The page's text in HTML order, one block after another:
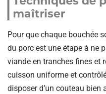
maîtriser
Pour que chaque bouchée
du porc est une étape à ne
viande en tranches fines et
cuisson uniforme et
disposer d’un couteau bien